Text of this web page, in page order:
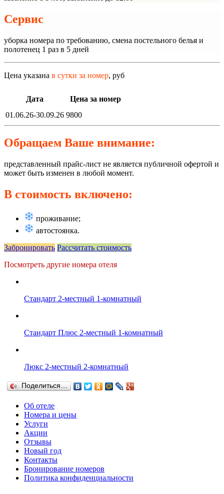
Сервис
уборка номера по требованию, смена постельного белья и
полотенец 1 раз в 5 дней
Цена указана в сутки за номер, руб
Дата
Цена за номер
01.06.26-30.09.26 9800
Обращаем Ваше внимание:
представленный прайс-лист не является публичной офертой и
может быть изменен в любой момент.
В стоимость включено:
проживание;
автостоянка.
Забронировать Рассчитать стоимость
Посмотреть другие номера отеля
Стандарт 2-местный 1-комнатный
Стандарт Плюс 2-местный 1-комнатный
Люкс 2-местный 2-комнатный
Поделиться…
Об отеле
Номера и цены
Услуги
Акции
Отзывы
Новый год
Контакты
Бронирование номеров
Политика конфиденциальности